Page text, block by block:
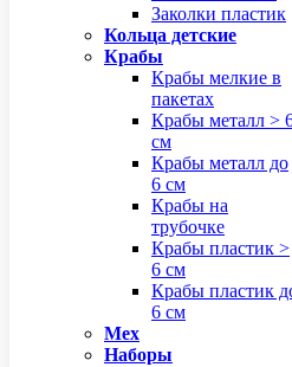
Заколки пластик
Кольца детские
Крабы
Крабы мелкие в
пакетах
Крабы металл >
см
Крабы металл до
6 см
Крабы на
трубочке
Крабы пластик >
6 см
Крабы пластик
6 см
Мех
Наборы